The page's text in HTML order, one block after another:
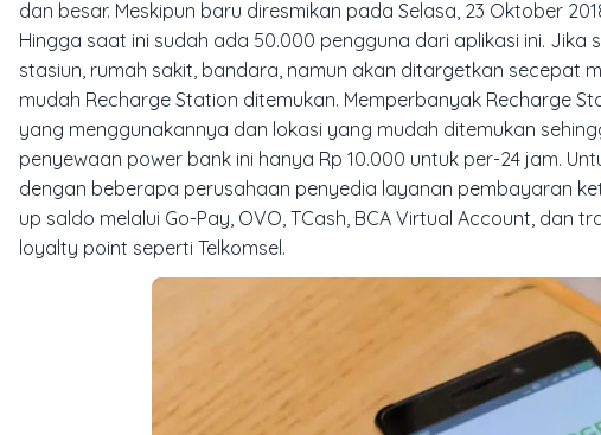
dan besar. Meskipun baru diresmikan pada Selasa, 23 Oktober
Hingga saat ini sudah ada 50.000 pengguna dari aplikasi ini.
stasiun, rumah sakit, bandara, namun akan ditargetkan secepat
mudah Recharge Station ditemukan. Memperbanyak Recharge
yang menggunakannya dan lokasi yang mudah ditemukan
penyewaan power bank ini hanya Rp 10.000 untuk per-24 jam.
dengan beberapa perusahaan penyedia layanan pembayaran
up saldo melalui Go-Pay, OVO, TCash, BCA Virtual Account,
loyalty point seperti Telkomsel.